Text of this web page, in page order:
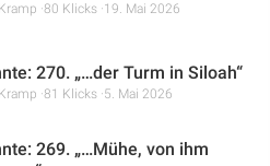
80 Klicks 19. Mai 2026
270. „…der Turm in Siloah“
81 Klicks 5. Mai 2026
269. „…Mühe, von ihm